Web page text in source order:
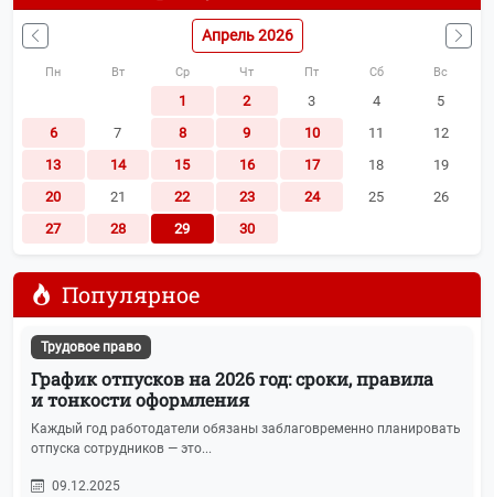
Апрель 2026
Пн Вт Ср Чт Пт Сб Вс
1 2 3 4
5
6
7 8 9 10 11
12
13
14 15 16 17 18
19
20
21 22 23 24 25
26
27
28 29 30
Популярное
Трудовое право
График отпусков на 2026 год: сроки, правила
и тонкости оформления
Каждый год работодатели обязаны заблаговременно планировать
отпуска сотрудников — это...
09.12.2025